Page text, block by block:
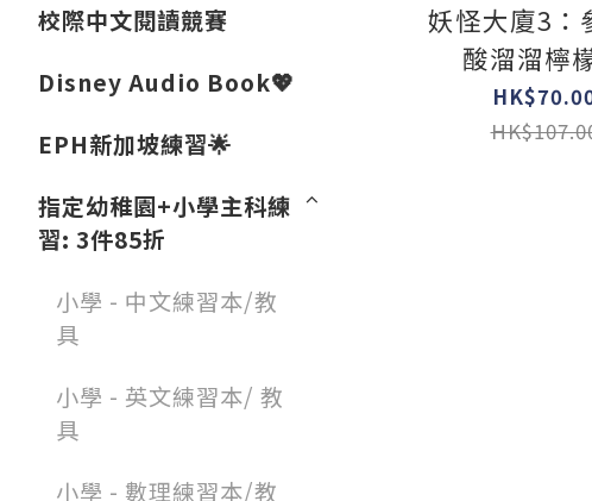
校際中文閱讀競賽
Disney Audio Book💖
EPH新加坡練習🌟
指定幼稚園+小學主科練
習: 3件85折
小學 - 中文練習本/教
具
小學 - 英文練習本/ 教
具
小學 - 數理練習本/教
妖怪大廈3：
酸溜溜檸